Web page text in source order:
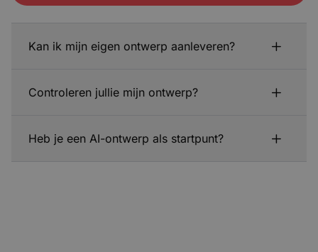
Kan ik mijn eigen ontwerp aanleveren?
Controleren jullie mijn ontwerp?
Heb je een AI-ontwerp als startpunt?